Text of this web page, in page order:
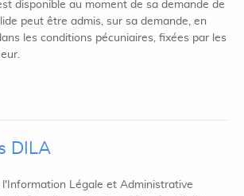
disponible au moment de sa demande de
peut être admis, sur sa demande, en
les conditions pécuniaires, fixées par les
DILA
l'Information Légale et Administrative